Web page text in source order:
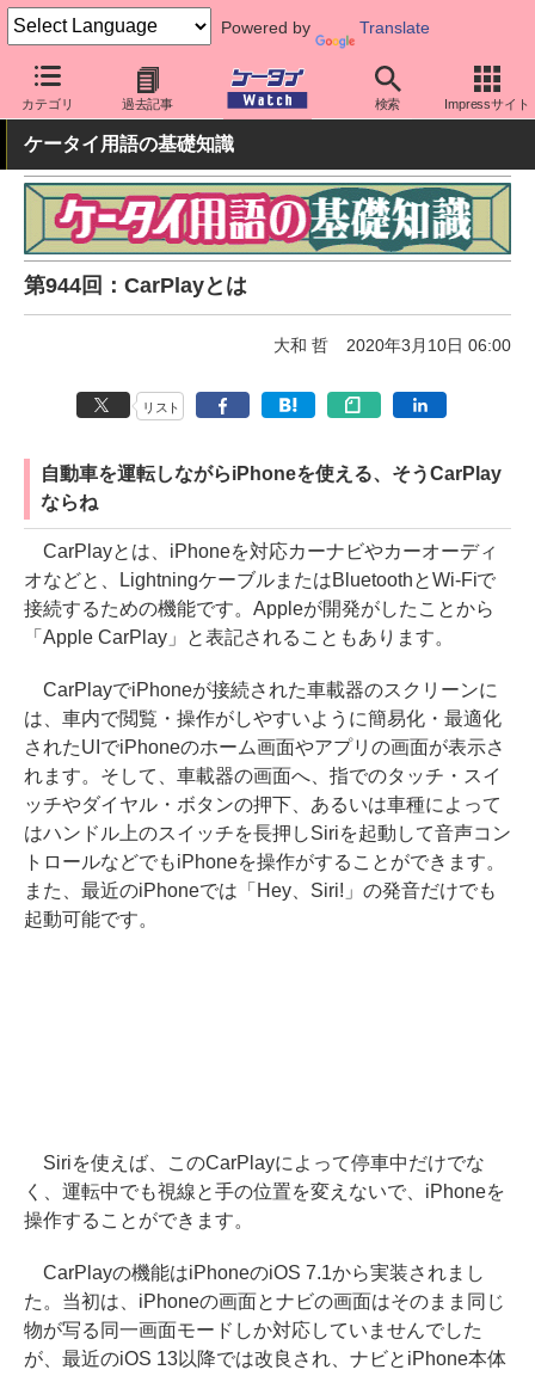
Powered by Translate
カテゴリ 過去記事 検索 Impressサイト
ケータイ Watch アプリ・サービス マップ/ナビ
ケータイ用語の基礎知識
第944回：CarPlayとは
大和 哲 2020年3月10日 06:00
リスト
自動車を運転しながらiPhoneを使える、そうCarPlay
ならね
CarPlayとは、iPhoneを対応カーナビやカーオーディ
オなどと、LightningケーブルまたはBluetoothとWi-Fiで
接続するための機能です。Appleが開発がしたことから
「Apple CarPlay」と表記されることもあります。
CarPlayでiPhoneが接続された車載器のスクリーンに
は、車内で閲覧・操作がしやすいように簡易化・最適化
されたUIでiPhoneのホーム画面やアプリの画面が表示さ
れます。そして、車載器の画面へ、指でのタッチ・スイ
ッチやダイヤル・ボタンの押下、あるいは車種によって
はハンドル上のスイッチを長押しSiriを起動して音声コン
トロールなどでもiPhoneを操作がすることができます。
また、最近のiPhoneでは「Hey、Siri!」の発音だけでも
起動可能です。
Siriを使えば、このCarPlayによって停車中だけでな
く、運転中でも視線と手の位置を変えないで、iPhoneを
操作することができます。
CarPlayの機能はiPhoneのiOS 7.1から実装されまし
た。当初は、iPhoneの画面とナビの画面はそのまま同じ
物が写る同一画面モードしか対応していませんでした
が、最近のiOS 13以降では改良され、ナビとiPhone本体